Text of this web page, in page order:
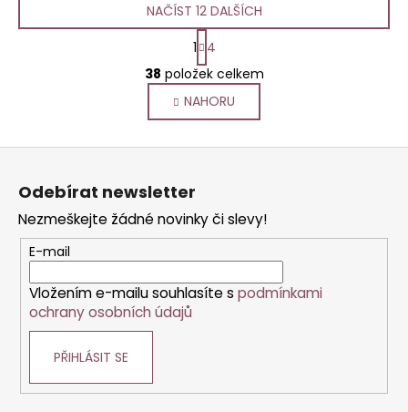
O
v
l
á
d
p
r
v
k
y
NAČÍST 12 DALŠÍCH
S
t
r
á
n
k
1
4
38 položek celkem
NAHORU
Z
Odebírat newsletter
Nezmeškejte žádné novinky či slevy!
E-mail
Vložením e-mailu souhlasíte s podmínkami
ochrany osobních údajů
PŘIHLÁSIT SE